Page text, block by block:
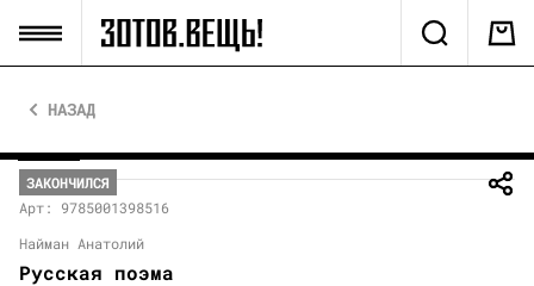
НАЗАД
ЗАКОНЧИЛСЯ
Арт: 9785001398516
Найман Анатолий
Русская поэма